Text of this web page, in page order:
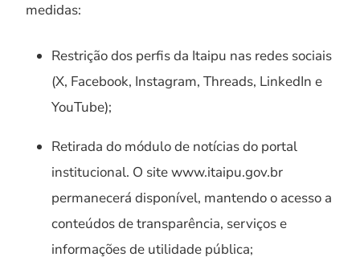
medidas:
Restrição dos perfis da Itaipu nas redes sociais
(X, Facebook, Instagram, Threads, LinkedIn e
YouTube);
Retirada do módulo de notícias do portal
institucional. O site www.itaipu.gov.br
permanecerá disponível, mantendo o acesso a
conteúdos de transparência, serviços e
informações de utilidade pública;